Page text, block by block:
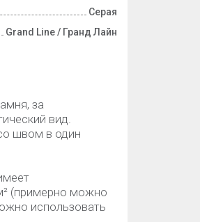
Серая
Grand Line / Гранд Лайн
за
вид.
швом в один
(примерно можно
использовать